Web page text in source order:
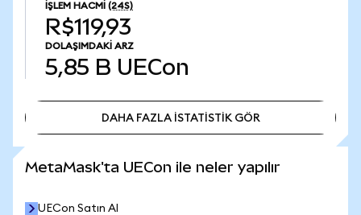
İŞLEM HACMI (24S)
R$119,93
DOLAŞIMDAKI ARZ
5,85 B UECon
DAHA FAZLA İSTATİSTİK GÖR
MetaMask'ta UECon ile neler yapılır
UECon Satın Al